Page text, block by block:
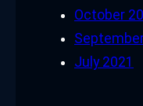
October
July 2021